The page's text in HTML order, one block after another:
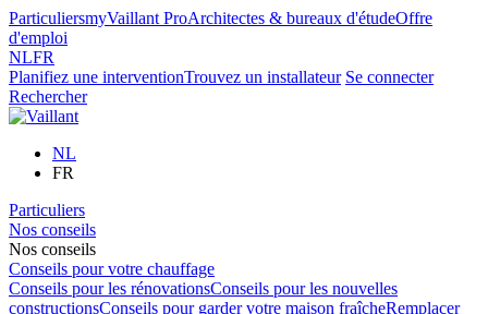
ParticuliersmyVaillant ProArchitectes & bureaux d'étudeOffre
d'emploi
NLFR
Planifiez une interventionTrouvez un installateur Se connecter
Rechercher
NL
FR
Particuliers
Nos conseils
Nos conseils
Conseils pour votre chauffage
Conseils pour les rénovationsConseils pour les nouvelles
constructionsConseils pour garder votre maison fraîcheRemplacer